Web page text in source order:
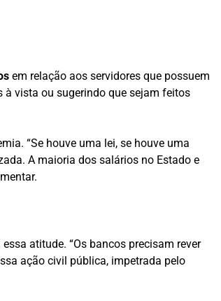
em relação aos servidores que possuem
vista ou sugerindo que sejam feitos
“Se houve uma lei, se houve uma
A maioria dos salários no Estado e
atitude. “Os bancos precisam rever
ação civil pública, impetrada pelo